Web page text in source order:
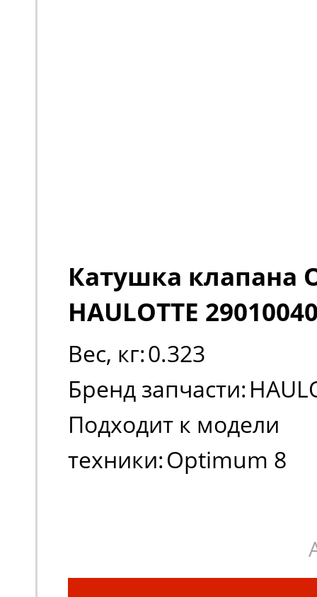
Катушка клапана
HAULOTTE
Вес, кг:0.323
Бренд запчасти:
Подходит к модели
техники:Optimum 8